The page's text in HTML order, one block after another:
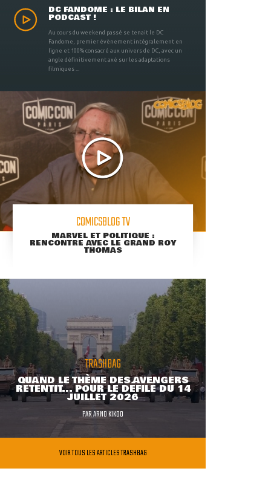
DC FANDOME : LE BILAN EN
PODCAST !
Au cours du weekend passé se tenait le DC
Fandome, premier évènement intégralement en
ligne et 100% consacré aux univers de DC, avec un
angle définitivement axé sur les adaptations
filmiques ...
COMICSBLOG TV
MARVEL ET POLITIQUE :
RENCONTRE AVEC LE GRAND ROY
THOMAS
TRASHBAG
QUAND LE THÈME DES AVENGERS
RETENTIT... POUR LE DÉFILÉ DU 14
JUILLET 2026
PARARNO KIKOO
VOIR TOUS LES ARTICLES TRASHBAG